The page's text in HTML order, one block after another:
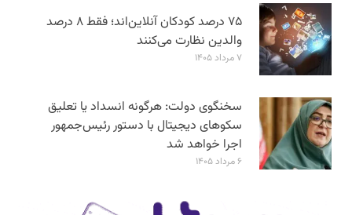
۷۵ درصد کودکان آنلاین‌اند؛ فقط ۸ درصد
والدین نظارت می‌کنند
۷ مرداد ۱۴۰۵
سخنگوی دولت: هرگونه انسداد یا تعلیق
سکوهای دیجیتال با دستور رئیس‌جمهور
اجرا خواهد شد
۶ مرداد ۱۴۰۵